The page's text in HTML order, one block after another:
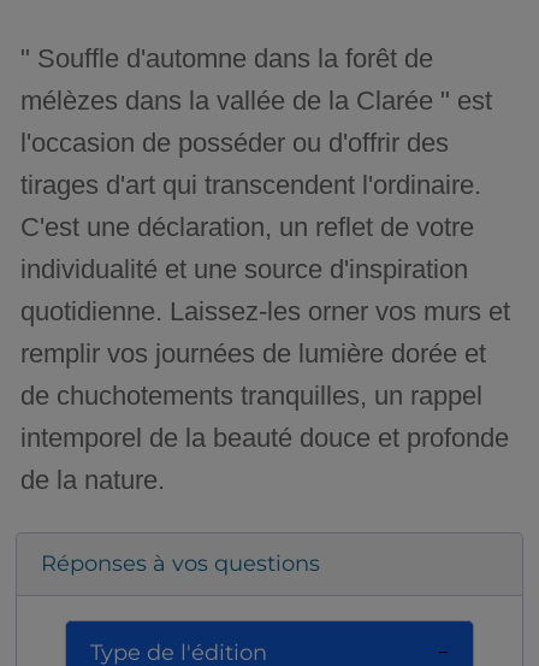
" Souffle d'automne dans la forêt de
mélèzes dans la vallée de la Clarée " est
l'occasion de posséder ou d'offrir des
tirages d'art qui transcendent l'ordinaire.
C'est une déclaration, un reflet de votre
individualité et une source d'inspiration
quotidienne. Laissez-les orner vos murs et
remplir vos journées de lumière dorée et
de chuchotements tranquilles, un rappel
intemporel de la beauté douce et profonde
de la nature.
Réponses à vos questions
Type de l'édition